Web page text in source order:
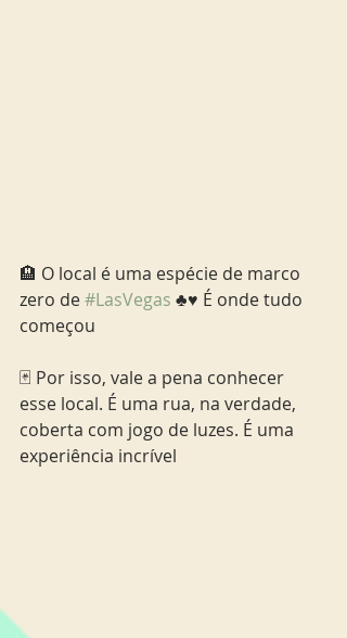
🏨 O local é uma espécie de marco
zero de #LasVegas ♣️♥️ É onde tudo
começou
🃏 Por isso, vale a pena conhecer
esse local. É uma rua, na verdade,
coberta com jogo de luzes. É uma
experiência incrível